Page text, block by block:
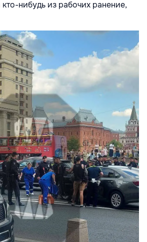
нибудь из рабочих ранение,